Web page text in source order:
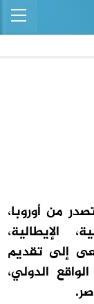
من أوروبا،
الإيطالية،
إلى تقديم
الدولي،